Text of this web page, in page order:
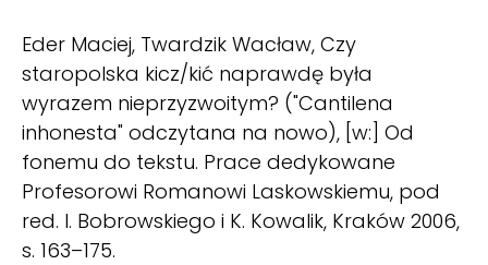
Eder Maciej, Twardzik Wacław, Czy
staropolska kicz/kić naprawdę była
wyrazem nieprzyzwoitym? ("Cantilena
inhonesta" odczytana na nowo), [w:] Od
fonemu do tekstu. Prace dedykowane
Profesorowi Romanowi Laskowskiemu, pod
red. I. Bobrowskiego i K. Kowalik, Kraków 2006,
s. 163–175.